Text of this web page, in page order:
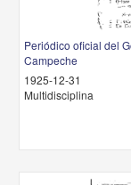
Periódico oficial del
Campeche
1925-12-31
Multidisciplina